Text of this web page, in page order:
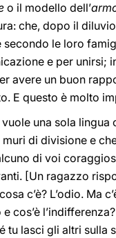
o il modello dell’
che, dopo il
secondo le loro
e per unirsi;
avere un buon
E questo è molto
una sola lingua
di divisione e
di voi
[Un ragazzo
c’è? L’odio. Ma
cos’è
tu lasci gli altri sulla